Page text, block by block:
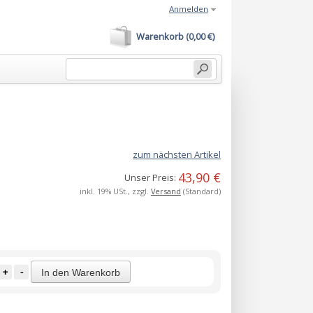
Warenkorb (0,00 €)
Anmelden
zum nächsten Artikel
Unser Preis: 43,90 €
inkl. 19% USt., zzgl. Versand (Standard)
+ - In den Warenkorb